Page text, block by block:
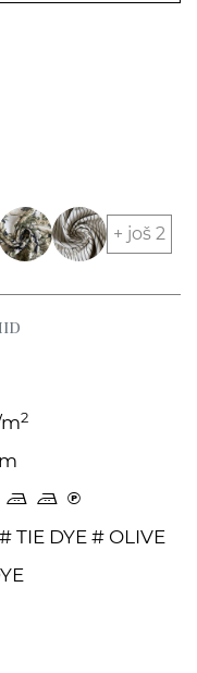
+ još 2
m2
p p C
TIE DYE # OLIVE